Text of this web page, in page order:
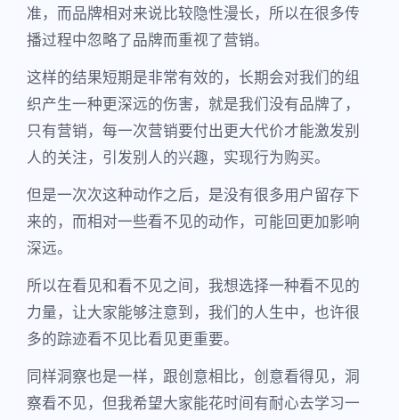
准，而品牌相对来说比较隐性漫长，所以在很多传
播过程中忽略了品牌而重视了营销。
这样的结果短期是非常有效的，长期会对我们的组
织产生一种更深远的伤害，就是我们没有品牌了，
只有营销，每一次营销要付出更大代价才能激发别
人的关注，引发别人的兴趣，实现行为购买。
但是一次次这种动作之后，是没有很多用户留存下
来的，而相对一些看不见的动作，可能回更加影响
深远。
所以在看见和看不见之间，我想选择一种看不见的
力量，让大家能够注意到，我们的人生中，也许很
多的踪迹看不见比看见更重要。
同样洞察也是一样，跟创意相比，创意看得见，洞
察看不见，但我希望大家能花时间有耐心去学习一